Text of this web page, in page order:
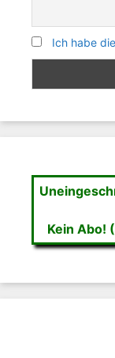
Ich habe
Kein Abo!